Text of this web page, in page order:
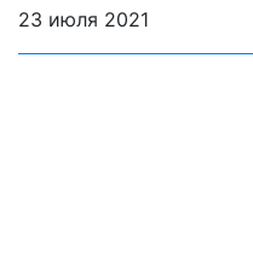
23 июля 2021